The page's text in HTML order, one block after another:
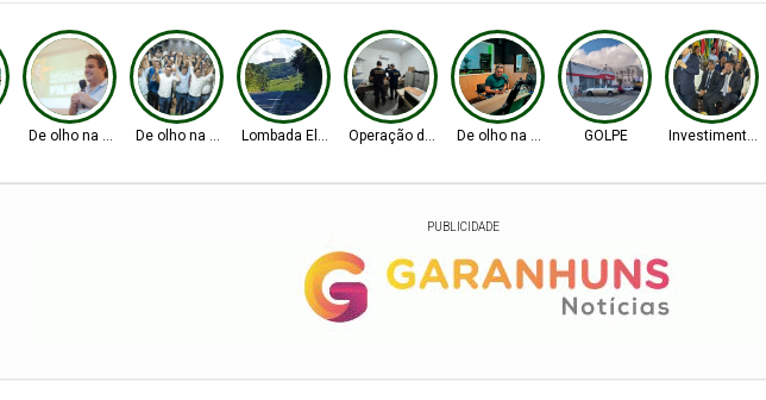
De olho na AlepeDe olho na SenadoLombada EletrônicaOperação da PF e CGUDe olho na Alepe GOLPE Investimentos
PUBLICIDADE